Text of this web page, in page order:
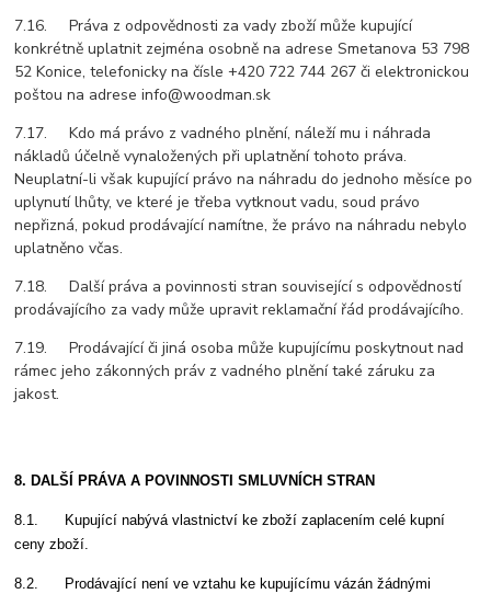
7.16. Práva z odpovědnosti za vady zboží může kupující
konkrétně uplatnit zejména osobně na adrese Smetanova 53 798
52 Konice, telefonicky na čísle +420 722 744 267 či elektronickou
poštou na adrese info@woodman.sk
7.17. Kdo má právo z vadného plnění, náleží mu i náhrada
nákladů účelně vynaložených při uplatnění tohoto práva.
Neuplatní-li však kupující právo na náhradu do jednoho měsíce po
uplynutí lhůty, ve které je třeba vytknout vadu, soud právo
nepřizná, pokud prodávající namítne, že právo na náhradu nebylo
uplatněno včas.
7.18. Další práva a povinnosti stran související s odpovědností
prodávajícího za vady může upravit reklamační řád prodávajícího.
7.19. Prodávající či jiná osoba může kupujícímu poskytnout nad
rámec jeho zákonných práv z vadného plnění také záruku za
jakost.
8. DALŠÍ PRÁVA A POVINNOSTI SMLUVNÍCH STRAN
8.1. Kupující nabývá vlastnictví ke zboží zaplacením celé kupní
ceny zboží.
8.2. Prodávající není ve vztahu ke kupujícímu vázán žádnými